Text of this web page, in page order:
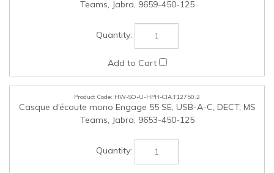
HW-SO-U-HPH-CIA.T12750.2
Casque d’écoute mono Engage 55 SE, USB-A-C, DECT, MS
Teams, Jabra, 9653-450-125
HW-SO-U-HPH-CIA.T12750.3
299-2169-01